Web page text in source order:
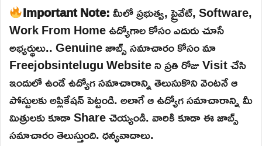
Important Note:మీలో ప్రభుత్వ, ప్రైవేట్, Software,
Work From Home ఉద్యోగాల కోసం ఎదురు చూసే
అభ్యర్థులు.. Genuine జాబ్స్ సమాచారం కోసం మా
Freejobsintelugu Website ని ప్రతి రోజు Visit చేసి
ఇందులో ఉండే ఉద్యోగ సమాచారాన్ని తెలుసుకొని వెంటనే ఆ
పోస్టులకు అప్లికేషన్ పెట్టండి. అలాగే ఆ ఉద్యోగ సమాచారాన్ని మీ
మిత్రులకు కూడా Share చెయ్యండి. వారికి కూడా ఈ జాబ్స్
సమాచారం తెలుస్తుంది. ధన్యవాదాలు.